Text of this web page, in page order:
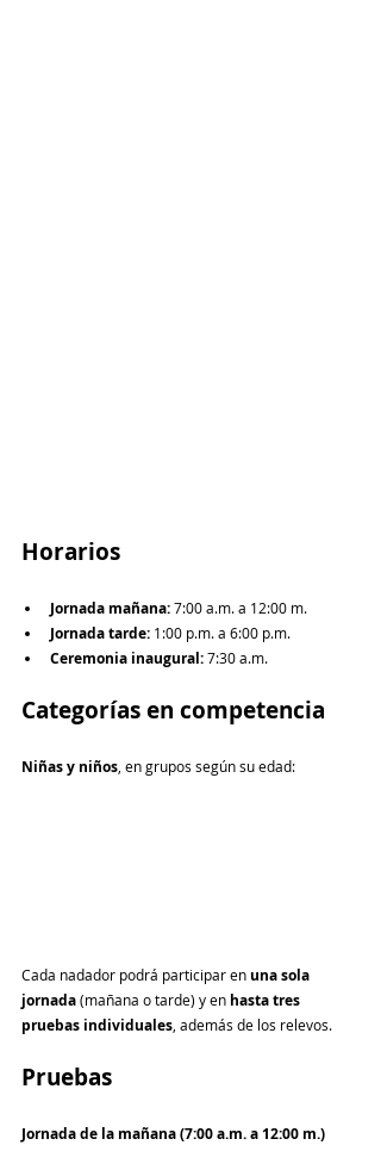
Horarios
Jornada mañana: 7:00 a.m. a 12:00 m.
Jornada tarde: 1:00 p.m. a 6:00 p.m.
Ceremonia inaugural: 7:30 a.m.
Categorías en competencia
Niñas y niños , en grupos según su edad:
Cada nadador podrá participar en una sola
jornada (mañana o tarde) y en hasta tres
pruebas individuales , además de los relevos.
Pruebas
Jornada de la mañana (7:00 a.m. a 12:00 m.)